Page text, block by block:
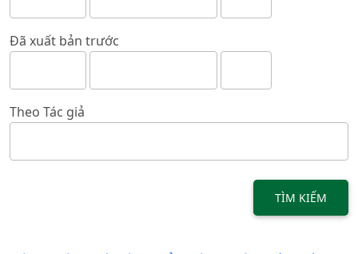
Đã xuất bản trước
Theo Tác giả
TÌM KIẾM